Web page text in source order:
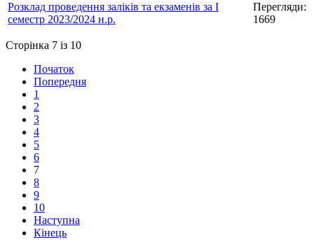
Розклад проведення заліків та екзаменів за І
семестр 2023/2024 н.р.
Перегляди:
1669
Сторінка 7 із 10
Початок
Попередня
1
2
3
4
5
6
7
8
9
10
Наступна
Кінець